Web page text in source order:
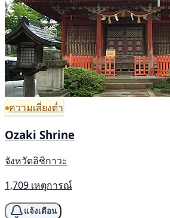
ความเสี่ยงต่ำ
Ozaki Shrine
จังหวัดอิชิกาวะ
1,709 เหตุการณ์
แจ้งเตือน